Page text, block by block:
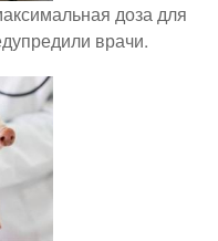
доза для
врачи.